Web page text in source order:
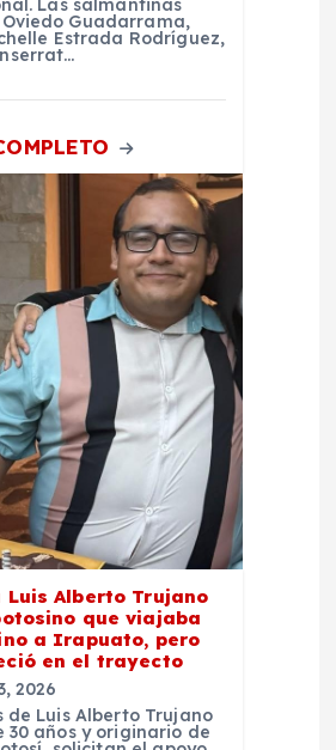
Las salmantinas
Guadarrama,
Estrada Rodríguez,
Luis Alberto Trujano
que viajaba
a Irapuato, pero
en el trayecto
2026
de Luis Alberto Trujano
30 años y originario de